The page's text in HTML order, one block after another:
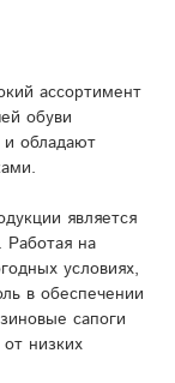
ассортимент
обуви
и обладают
является
на
условиях,
в обеспечении
сапоги
низких